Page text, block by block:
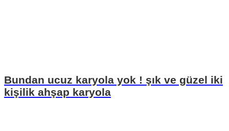
Bundan ucuz karyola yok ! şık ve güzel iki
kişilik ahşap karyola